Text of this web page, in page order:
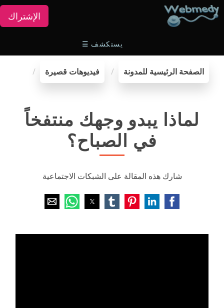
الإشتراك
يستكشف ☰
الصفحة الرئيسية للمدونة فيديوهات قصيرة
لماذا يبدو وجهك منتفخاً
في الصباح؟
شارك هذه المقالة على الشبكات الاجتماعية